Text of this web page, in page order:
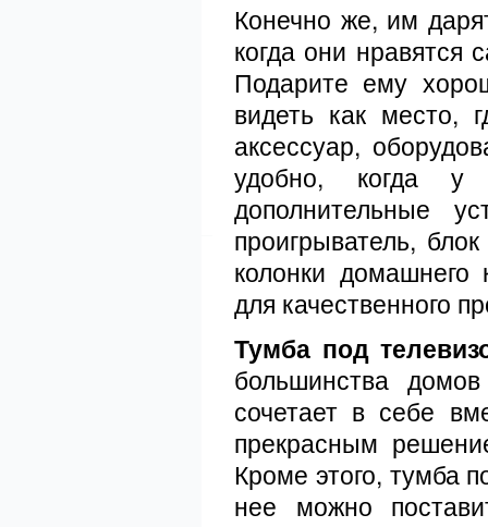
Конечно же, им
когда они нравятся
Подарите ему
видеть как место,
аксессуар,
удобно, когда у
дополнительные
проигрыватель,
колонки домашнего
для качественного
Тумба под
большинства
сочетает в себе
прекрасным
Кроме этого, тумба
нее можно